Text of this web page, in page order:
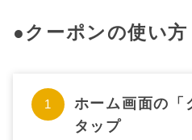
●クーポンの使い方
ホーム画面の「
タップ